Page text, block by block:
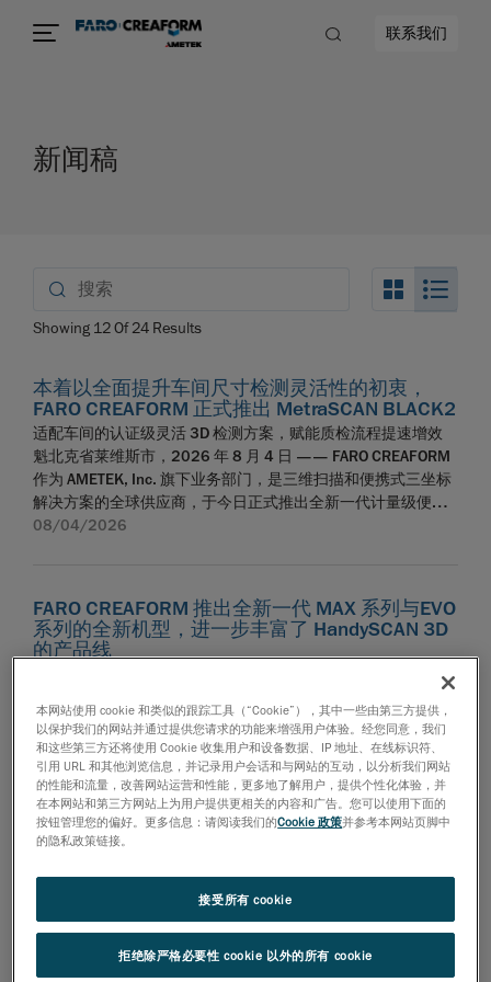
联系我们
新闻稿
Showing 12Of24 Results
本着以全面提升车间尺寸检测灵活性的初衷，
FARO CREAFORM 正式推出 MetraSCAN BLACK2
适配车间的认证级灵活 3D 检测方案，赋能质检流程提速增效
魁北克省莱维斯市，2026 年 8 月 4 日 —— FARO CREAFORM
作为 AMETEK, Inc. 旗下业务部门，是三维扫描和便携式三坐标
解决方案的全球供应商，于今日正式推出全新一代计量级便携
式光学三维扫描仪 MetraSCAN BLACK2，专为实现车间现场全
测工作流程，且保持认证级精度。 红点奖拥有 70 多年的历
史，是公认的全球杰出产品设计的权威标杆，是国际上具有影
响力和声望的质量认证之一。每年，成千上万的企业在产品设
计、品牌与传播以及设计概念等类别中提交参评作品。今年，
FARO CREAFORM 从众多参赛者中脱颖而出，成为产品设计类
别的获奖者，这是 HandySCAN 3D 产品线第六次荣获红点奖。
这一殊荣再次印证了创新与设计已深植于 FARO CREAFORM 的
DNA，并持续推动公司通过行业领先的手持式三维扫描仪，为
用户提供理想的三维扫描体验。 MetraSCAN BLACK2 搭载三合
一集成架构，一套计量级设备集搭配 C-Track 扫描、单机扫描、
接触式探测三大模式于一体。启用 C-Track 模式时，制造企业可
对大型部件开展高效检测；单机模式则具备更大的便携性，可
用，可在同一个作业流程内同步完成接触式探测。 全新系统搭
载 46 束蓝色激光线，每秒最高可进行 280 万次测量，数据采
集速度较前代机型增加了约 56%，可大幅提升检测效率。C
Track 的灵活测量范围达 46.7 m³，是前代机型的三倍，减少了
08/04/2026
FARO CREAFORM 推出全新一代 MAX 系列与EVO
系列的全新机型，进一步丰富了 HandySCAN 3D
的产品线
依托一体化操作体验，实现便携式计量级 3D 测量的全面升级
CREAFORM 作为 AMETEK, Inc.旗下业务部门，是全球三维扫描
仪及便携式三坐标的供应商， 于今日正式宣布 HandySCAN 3D
产品线下新增多款全新机型。本次推出的 HandySCAN EVO 与
HandySCAN EVO Plus 两款机型，借助更加直观与人性化的平
台，进一步优化日常检测全流程。与此同时，FARO CREAFORM
还在 HandySCAN 3D MAX 系列中新增两款机型，提升大型零部
效率更高的一体化测量方案，便于完成从小型零部件到大型复
杂结构件的各类测量工作。 本次发布的亮点是全新一代
HandySCAN 3D MAX 系列，包含 HandySCAN MAX EVO、
HandySCAN MAX EVO Elite 两款设备。该系列专为大型复杂零
部件测量设计，将成熟可靠的 EVO 平台操作体验延伸至大型零
07/03/2026
FARO CREAFORM 的 HandySCAN 3D EVO 系列荣
市场上技术领先的手持式三维扫描仪凭借创新与人题工程学设
计获得认可 加拿大魁北克省莱维斯市，2026 年 5 月 13 日 —
FARO CREAFORM 是 AMETEK, Inc. 旗下业务部门，作为全球 三
维扫描及便携式三坐标解决方案的供应商，今日宣布其手持式
本网站使用 cookie 和类似的跟踪工具（“Cookie”），其中一些由第三方提供，
以保护我们的网站并通过提供您请求的功能来增强用户体验。经您同意，我们
和这些第三方还将使用 Cookie 收集用户和设备数据、IP 地址、在线标识符、
引用 URL 和其他浏览信息，并记录用户会话和与网站的互动，以分析我们网站
的性能和流量，改善网站运营和性能，更多地了解用户，提供个性化体验，并
在本网站和第三方网站上为用户提供更相关的内容和广告。您可以使用下面的
按钮管理您的偏好。更多信息：请阅读我们的Cookie 政策并参考本网站页脚中
的隐私政策链接。
拒绝除严格必要性 cookie 以外的所有 cookie
接受所有 cookie